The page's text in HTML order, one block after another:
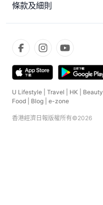
條款及細則
U Lifestyle Travel HK Beauty
Food
Blog e-zone
香港經濟日報版權所有©2026